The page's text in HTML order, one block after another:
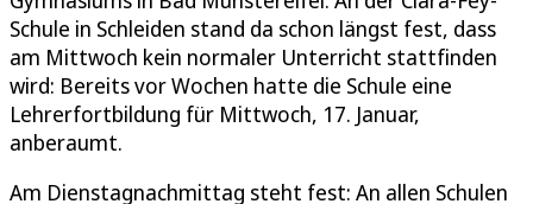
Schule in Schleiden stand da schon längst fest, dass
am Mittwoch kein normaler Unterricht stattfinden
wird: Bereits vor Wochen hatte die Schule eine
Lehrerfortbildung für Mittwoch, 17. Januar,
anberaumt.
Am Dienstagnachmittag steht fest: An allen Schulen